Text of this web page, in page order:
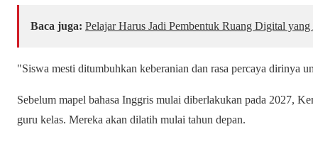
Baca juga: Pelajar Harus Jadi Pembentuk Ruang Digital
"Siswa mesti ditumbuhkan keberanian dan rasa percaya dirinya
Sebelum mapel bahasa Inggris mulai diberlakukan pada 2027,
guru kelas. Mereka akan dilatih mulai tahun depan.